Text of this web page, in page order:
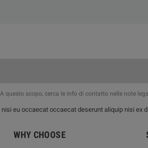
questo scopo, cerca le info di contatto nelle note
eu occaecat occaecat deserunt aliquip nisi ex
WHY CHOOSE